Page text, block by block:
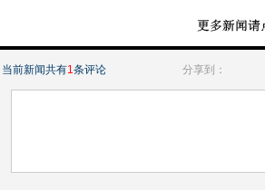
当前新闻共有1条评论 分享到：